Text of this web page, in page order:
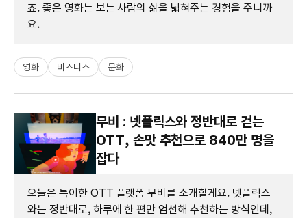
죠. 좋은 영화는 보는 사람의 삶을 넓혀주는 경험을 주니까
요.
영화 비즈니스 문화
무비 : 넷플릭스와 정반대로 걷는
OTT, 손맛 추천으로 840만 명을
잡다
오늘은 특이한 OTT 플랫폼 무비를 소개할게요. 넷플릭스
와는 정반대로, 하루에 한 편만 엄선해 추천하는 방식인데,